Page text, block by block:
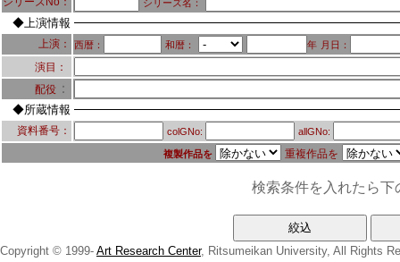
シリーズ名：
◆上演情報
上演： 西暦： 和暦： 年 月日：
演目：
配役 ：
◆所蔵情報
資料番号： colGNo: allGNo:
複製作品を 重複作品を
検索条件を入れたら
Copyright © 1999- Art Research Center, Ritsumeikan University, All Rights